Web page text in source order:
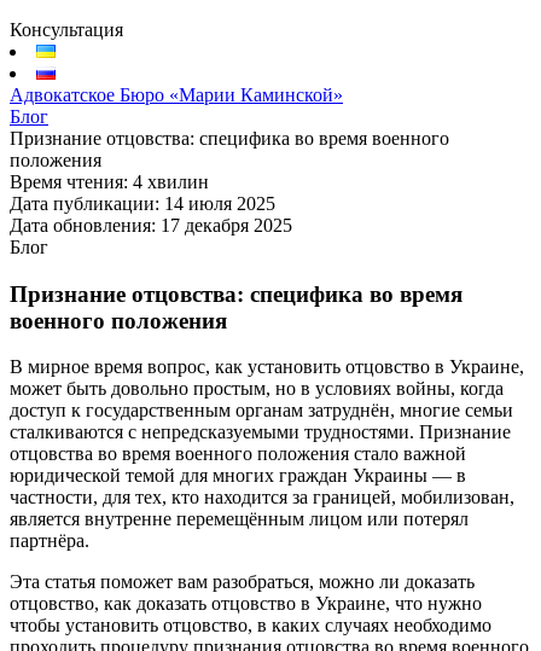
Консультация
Адвокатское Бюро «Марии Каминской»
Блог
Признание отцовства: специфика во время военного
положения
Время чтения: 4 хвилин
Дата публикации: 14 июля 2025
Дата обновления: 17 декабря 2025
Блог
Признание отцовства: специфика во время
военного положения
В мирное время вопрос, как установить отцовство в Украине,
может быть довольно простым, но в условиях войны, когда
доступ к государственным органам затруднён, многие семьи
сталкиваются с непредсказуемыми трудностями. Признание
отцовства во время военного положения стало важной
юридической темой для многих граждан Украины — в
частности, для тех, кто находится за границей, мобилизован,
является внутренне перемещённым лицом или потерял
партнёра.
Эта статья поможет вам разобраться, можно ли доказать
отцовство, как доказать отцовство в Украине, что нужно
чтобы установить отцовство, в каких случаях необходимо